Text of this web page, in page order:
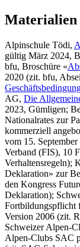
Materialien
Alpinschule Tödi,
gültig März 2024,
bfu, Broschüre «
2020 (zit. bfu,
AG, Die
2023, Gümligen;
Nationalrates zur
kommerziell
vom 15.
Verband (FIS), 10
Verhaltensregeln);
Deklaration» zur
den Kongress
Deklaration);
Fortbildungspflicht
Version 2006 (zit.
Schweizer Alpen-
Alpen-Clubs SAC